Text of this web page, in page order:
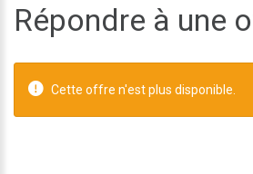
Répondre à une
Cette offre n'est plus disponible.